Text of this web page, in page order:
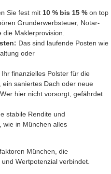
Sie fest mit 10 % bis 15 % on top
Grunderwerbsteuer, Notar-
Maklerprovision.
Das sind laufende Posten wie
oder
Ihr finanzielles Polster für die
saniertes Dach oder neue
hier nicht vorsorgt, gefährdet
stabile Rendite und
wie in München alles